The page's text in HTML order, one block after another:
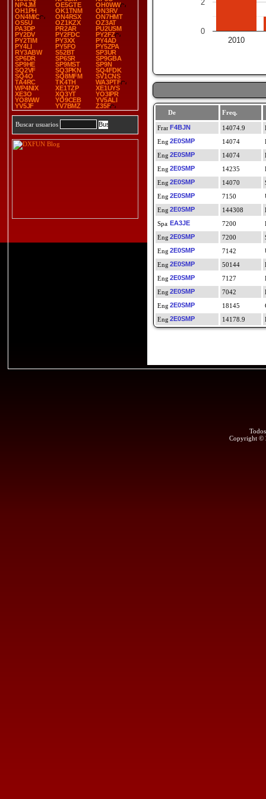
NP4JM
OE5GTE
OH0WW
OH1PH
OK1TNM
ON3RV
ON4MIC
ON4RSX
ON7HMT
OS5U
OZ1KZX
OZ3AT
PA3DP
PR2AR
PU2USM
PY2DV
PY2FDC
PY2FZ
PY2TIM
PY3XX
PY4AD
PY4LI
PY5FO
PY5ZPA
RY3ABW
S52BT
SP3UR
SP6DR
SP6SR
SP9GBA
SP9HE
SP9MST
SP9N
SQ2VF
SQ3PKN
SQ4FDK
SQ4O
SQ8MFM
SV1CNS
TA4RC
TK4TH
WA3PTF
WP4NIX
XE1TZP
XE1UYS
XE3O
XQ3YT
YO3IPR
YO8WW
YO9CEB
YV5ALI
YV5JF
YV7BMZ Z35F
Buscar usuarios
2010
0
2
De Freq.
F4BJN
14074.9
2E0SMP
14074
2E0SMP
14074
2E0SMP
14235
2E0SMP
14070
2E0SMP
7150
2E0SMP
144308
EA3JE
7200
2E0SMP
7200
2E0SMP
7142
2E0SMP
50144
2E0SMP
7127
2E0SMP
7042
2E0SMP
18145
2E0SMP
14178.9
Copyright ©